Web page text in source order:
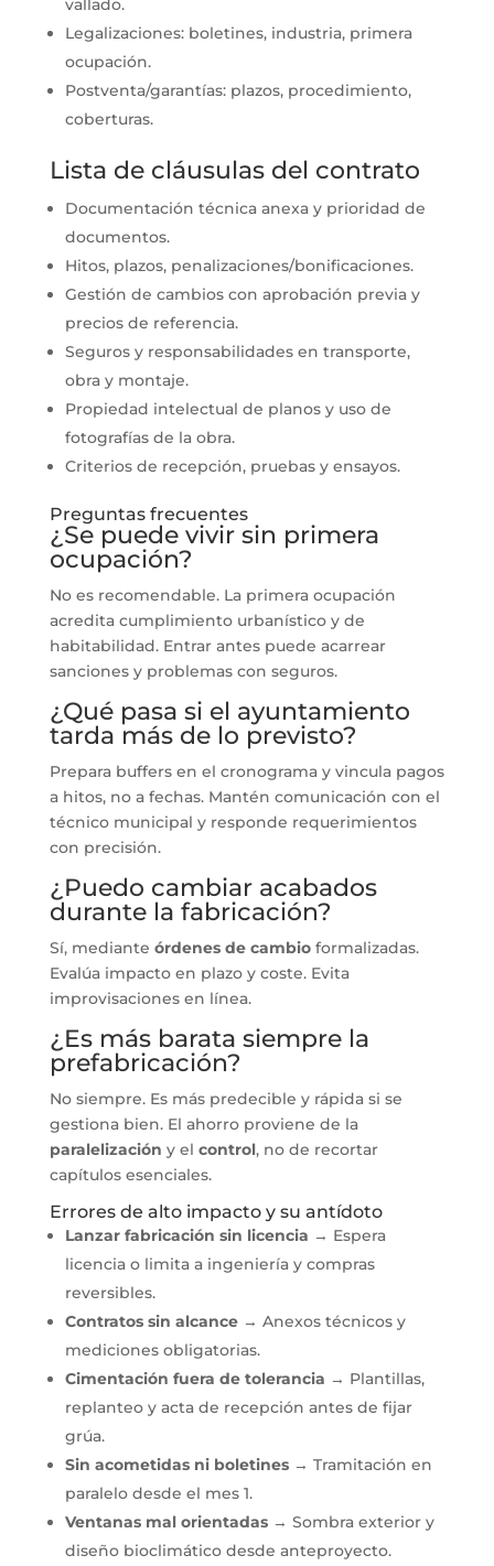
vallado.
Legalizaciones: boletines, industria, primera
ocupación.
Postventa/garantías: plazos, procedimiento,
coberturas.
Lista de cláusulas del contrato
Documentación técnica anexa y prioridad de
documentos.
Hitos, plazos, penalizaciones/bonificaciones.
Gestión de cambios con aprobación previa y
precios de referencia.
Seguros y responsabilidades en transporte,
obra y montaje.
Propiedad intelectual de planos y uso de
fotografías de la obra.
Criterios de recepción, pruebas y ensayos.
Preguntas frecuentes
¿Se puede vivir sin primera
ocupación?
No es recomendable. La primera ocupación
acredita cumplimiento urbanístico y de
habitabilidad. Entrar antes puede acarrear
sanciones y problemas con seguros.
¿Qué pasa si el ayuntamiento
tarda más de lo previsto?
Prepara buffers en el cronograma y vincula pagos
a hitos, no a fechas. Mantén comunicación con el
técnico municipal y responde requerimientos
con precisión.
¿Puedo cambiar acabados
durante la fabricación?
Sí, mediante órdenes de cambioformalizadas.
Evalúa impacto en plazo y coste. Evita
improvisaciones en línea.
¿Es más barata siempre la
prefabricación?
No siempre. Es más predecible y rápida si se
gestiona bien. El ahorro proviene de la
paralelización y el control, no de recortar
capítulos esenciales.
Errores de alto impacto y su antídoto
Lanzar fabricación sin licencia → Espera
licencia o limita a ingeniería y compras
reversibles.
Contratos sin alcance→ Anexos técnicos y
mediciones obligatorias.
Cimentación fuera de tolerancia → Plantillas,
replanteo y acta de recepción antes de fijar
grúa.
Sin acometidas ni boletines→ Tramitación en
paralelo desde el mes 1.
Ventanas mal orientadas→ Sombra exterior y
diseño bioclimático desde anteproyecto.